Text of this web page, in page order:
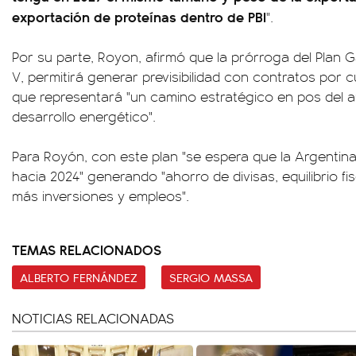
exportación de proteínas dentro de PBI".
Por su parte, Royon, afirmó que la prórroga del Plan
V, permitirá generar previsibilidad con contratos por
que representará "un camino estratégico en pos del
desarrollo energético".
Para Royón, con este plan "se espera que la
hacia 2024" generando "ahorro de divisas, equilibrio
más inversiones y empleos".
TEMAS RELACIONADOS
ALBERTO FERNÁNDEZ SERGIO MASSA
NOTICIAS RELACIONADAS